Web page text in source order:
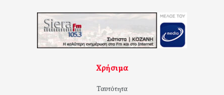
Χρήσιμα
Ταυτότητα